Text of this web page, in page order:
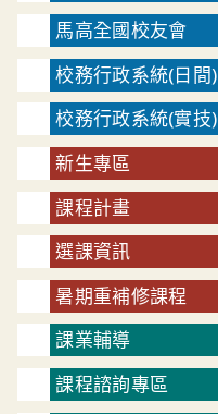
馬高全國校友會
校務行政系統(日間)
校務行政系統(實技)
新生專區
課程計畫
選課資訊
暑期重補修課程
課業輔導
課程諮詢專區